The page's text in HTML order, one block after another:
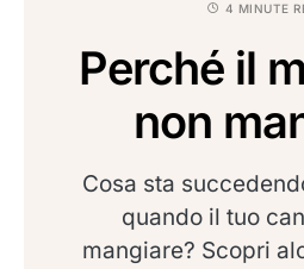
4 MINUTE
Perché il
non
Cosa sta
quando il tuo
mangiare? Scopri